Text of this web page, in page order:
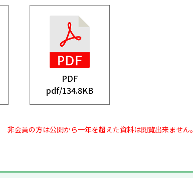
PDF
pdf/134.8KB
非会員の方は公開から一年を超えた資料は閲覧出来ません。